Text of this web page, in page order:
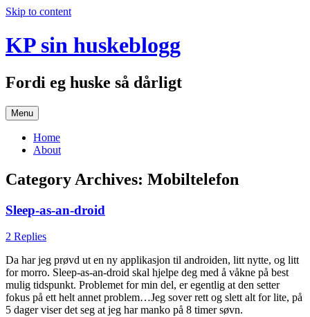
Skip to content
KP sin huskeblogg
Fordi eg huske så dårligt
Menu
Home
About
Category Archives: Mobiltelefon
Sleep-as-an-droid
2 Replies
Da har jeg prøvd ut en ny applikasjon til androiden, litt nytte, og litt
for morro. Sleep-as-an-droid skal hjelpe deg med å våkne på best
mulig tidspunkt. Problemet for min del, er egentlig at den setter
fokus på ett helt annet problem…Jeg sover rett og slett alt for lite, på
5 dager viser det seg at jeg har manko på 8 timer søvn.